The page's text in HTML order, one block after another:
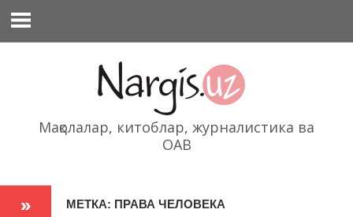
содержимому
Мақолалар, китоблар, журналистика ва
ОАВ
МЕТКА: ПРАВА ЧЕЛОВЕКА